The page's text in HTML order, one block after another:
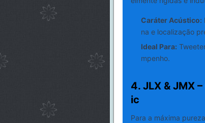
Caráter Acústico:
na e localização
Ideal Para:
mpenho.
4. JLX & JMX
ic
Para a máxima